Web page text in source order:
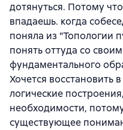
дотянуться. Потому
впадаешь. когда
поняла из "Топологии
понять оттуда со
фундаментального
Хочется восстановить
логические
необходимости,
существующее